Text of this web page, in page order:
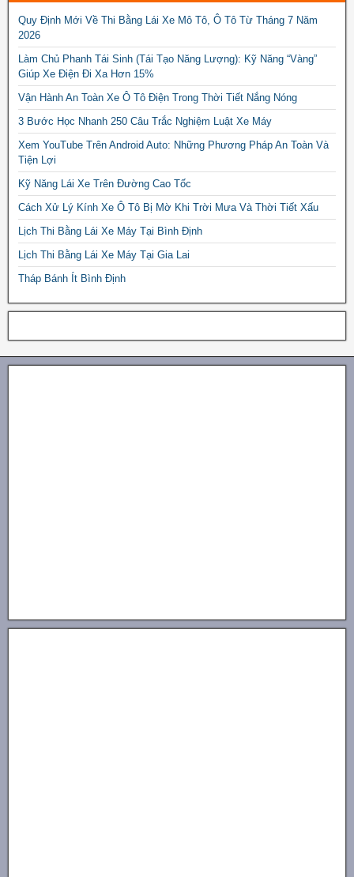
Quy Định Mới Về Thi Bằng Lái Xe Mô Tô, Ô Tô Từ Tháng 7 Năm
2026
Làm Chủ Phanh Tái Sinh (Tái Tạo Năng Lượng): Kỹ Năng “Vàng”
Giúp Xe Điện Đi Xa Hơn 15%
Vận Hành An Toàn Xe Ô Tô Điện Trong Thời Tiết Nắng Nóng
3 Bước Học Nhanh 250 Câu Trắc Nghiệm Luật Xe Máy
Xem YouTube Trên Android Auto: Những Phương Pháp An Toàn Và
Tiện Lợi
Kỹ Năng Lái Xe Trên Đường Cao Tốc
Cách Xử Lý Kính Xe Ô Tô Bị Mờ Khi Trời Mưa Và Thời Tiết Xấu
Lịch Thi Bằng Lái Xe Máy Tại Bình Định
Lịch Thi Bằng Lái Xe Máy Tại Gia Lai
Tháp Bánh Ít Bình Định